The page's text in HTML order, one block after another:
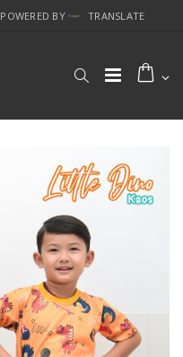
POWERED BY TRANSLATE